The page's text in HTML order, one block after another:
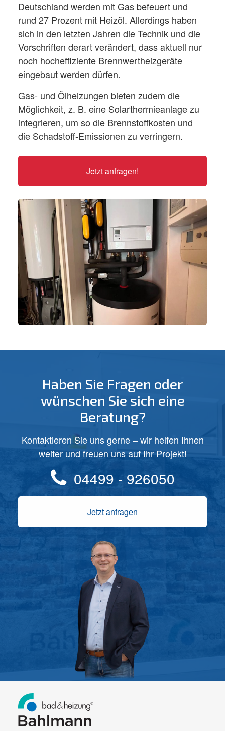
Deutschland werden mit Gas befeuert und
rund 27 Prozent mit Heizöl. Allerdings haben
sich in den letzten Jahren die Technik und die
Vorschriften derart verändert, dass aktuell nur
noch hocheffiziente Brennwertheizgeräte
eingebaut werden dürfen.
Gas- und Ölheizungen bieten zudem die
Möglichkeit, z. B. eine Solarthermieanlage zu
integrieren, um so die Brennstoffkosten und
die Schadstoff-Emissionen zu verringern.
Jetzt anfragen!
Haben Sie Fragen oder
wünschen Sie sich eine
Beratung?
Kontaktieren Sie uns gerne – wir helfen Ihnen
weiter und freuen uns auf Ihr Projekt!
04499 - 926050
Jetzt anfragen